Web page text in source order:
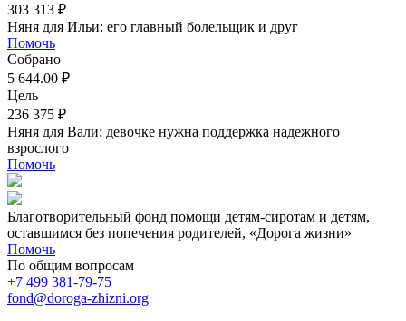
303 313 ₽
Няня для Ильи: его главный болельщик и друг
Помочь
Собрано
5 644.00 ₽
Цель
236 375 ₽
Няня для Вали: девочке нужна поддержка надежного
взрослого
Помочь
Благотворительный фонд помощи детям-сиротам и детям,
оставшимся без попечения родителей, «Дорога жизни»
Помочь
По общим вопросам
+7 499 381-79-75
fond@doroga-zhizni.org